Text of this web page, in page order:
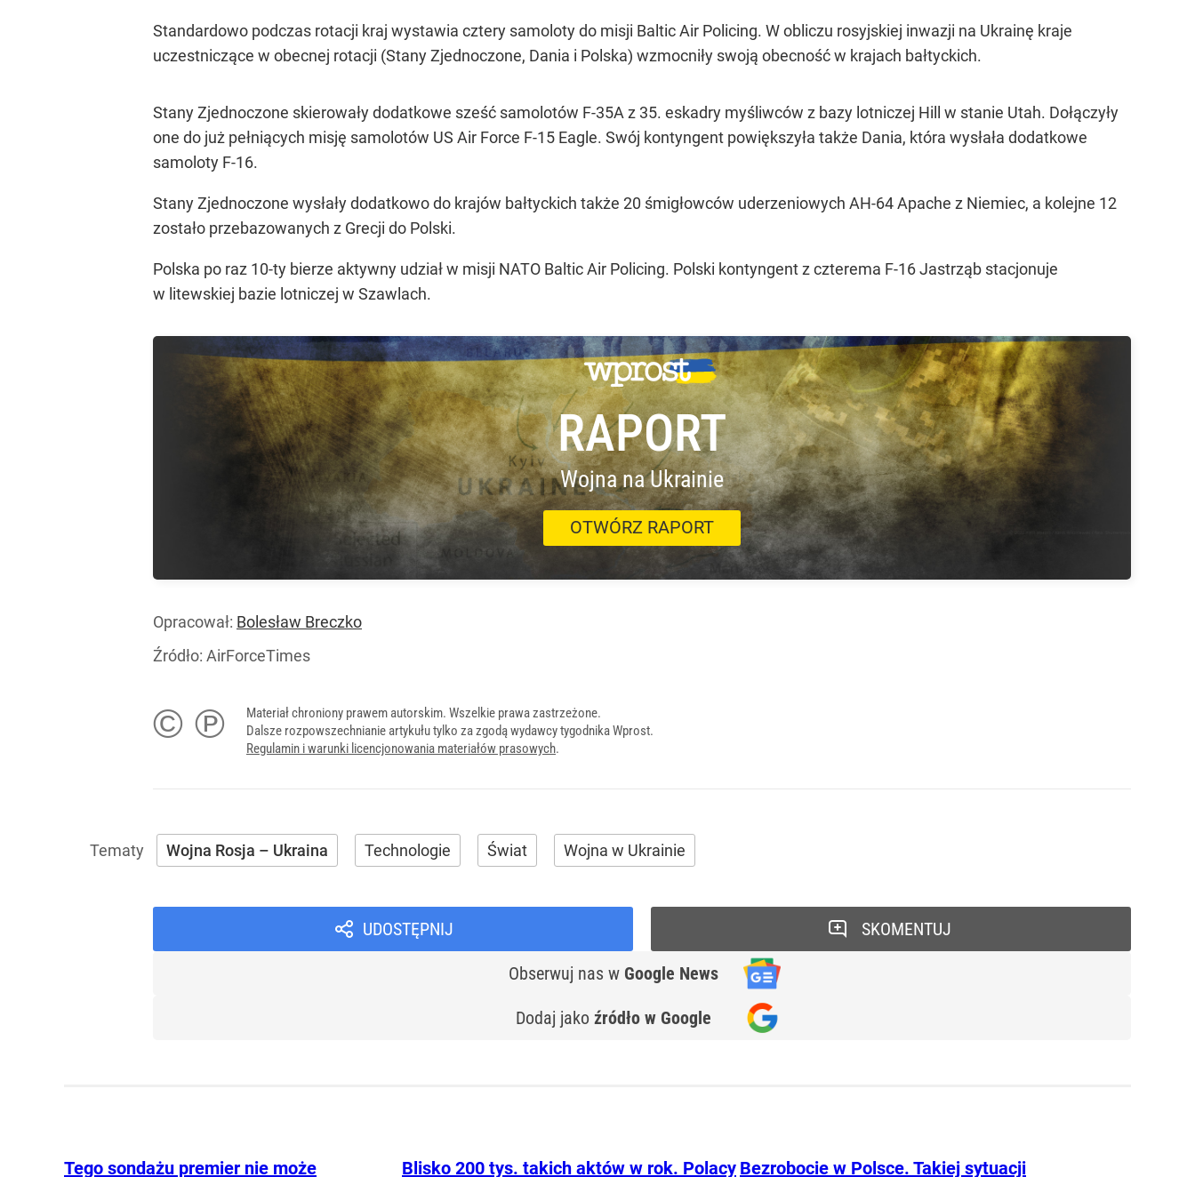
Standardowo podczas rotacji kraj wystawia cztery samoloty do misji Baltic Air Policing. W obliczu rosyjskiej inwazji na Ukrainę kraje
uczestniczące w obecnej rotacji (Stany Zjednoczone, Dania i Polska) wzmocniły swoją obecność w krajach bałtyckich.
Stany Zjednoczone skierowały dodatkowe sześć samolotów F-35A z 35. eskadry myśliwców z bazy lotniczej Hill w stanie Utah. Dołączyły
one do już pełniących misję samolotów US Air Force F-15 Eagle. Swój kontyngent powiększyła także Dania, która wysłała dodatkowe
samoloty F-16.
Stany Zjednoczone wysłały dodatkowo do krajów bałtyckich także 20 śmigłowców uderzeniowych AH-64 Apache z Niemiec, a kolejne 12
zostało przebazowanych z Grecji do Polski.
Polska po raz 10-ty bierze aktywny udział w misji NATO Baltic Air Policing. Polski kontyngent z czterema F-16 Jastrząb stacjonuje
w litewskiej bazie lotniczej w Szawlach.
RAPORT
Wojna na Ukrainie
OTWÓRZ RAPORT
Opracował: Bolesław Breczko
Źródło: AirForceTimes
© ℗
Materiał chroniony prawem autorskim. Wszelkie prawa zastrzeżone.
Dalsze rozpowszechnianie artykułu tylko za zgodą wydawcy tygodnika Wprost.
Regulamin i warunki licencjonowania materiałów prasowych.
Wojna Rosja – Ukraina Technologie Świat Wojna w Ukrainie
UDOSTĘPNIJ
Obserwuj nas w Google News
Dodaj jako źródło w Google
SKOMENTUJ
Tego sondażu premier nie może
Blisko 200 tys. takich aktów w rok. Polacy Bezrobocie w Polsce. Takiej sytuacji